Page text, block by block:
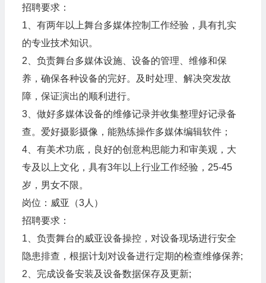
招聘要求：
1、有两年以上舞台多媒体控制工作经验，具有扎实
的专业技术知识。
2、负责舞台多媒体设施、设备的管理、维修和保
养，确保各种设备的完好。及时处理、解决突发故
障，保证演出的顺利进行。
3、做好多媒体设备的维修记录并收集整理好记录备
查。爱好摄影摄像，能熟练操作多媒体编辑软件；
4、有美术功底，良好的创意构思能力和审美观，大
专及以上文化，具有3年以上行业工作经验，25-45
岁，男女不限。
岗位：威亚（3人）
招聘要求：
1、负责舞台的威亚设备操控，对设备现场进行安全
隐患排查，根据计划对设备进行定期的检查维修保养;
2、完成设备安装及设备数据保存及更新;